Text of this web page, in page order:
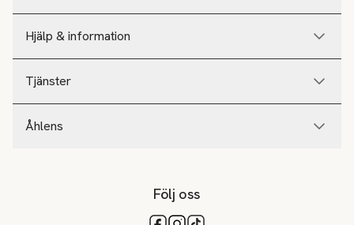
Hjälp & information
Tjänster
Åhlens
Följ oss